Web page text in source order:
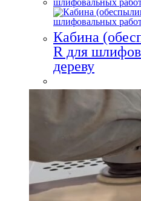
Кабина
R для
дереву